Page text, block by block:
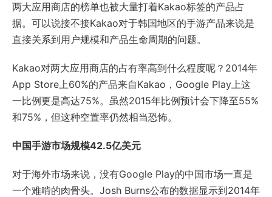
两大应用商店的榜单也被大量打着Kakao标签的产品占
据。可以说接不接Kakao对于韩国地区的手游产品来说是
直接关系到用户规模和产品生命周期的问题。
Kakao对两大应用商店的占有率高到什么程度呢？2014年
App Store上60%的产品来自Kakao，Google Play上这
一比例更是高达75%。虽然2015年比例预计会下降至55%
和75%，但这种空置率仍然相当恐怖。
中国手游市场规模42.5亿美元
对于海外市场来说，没有Google Play的中国市场一直是
一个难啃的肉骨头。Josh Burns公布的数据显示到2014年